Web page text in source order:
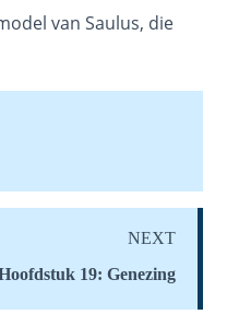
van Saulus, die
NEXT
19: Genezing